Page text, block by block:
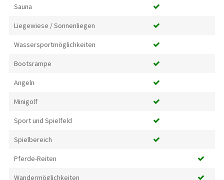
Sauna
Liegewiese / Sonnenliegen
Wassersportmöglichkeiten
Bootsrampe
Angeln
Minigolf
Sport und Spielfeld
Spielbereich
Pferde-Reiten
Wandermöglichkeiten